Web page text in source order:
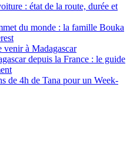
: état de la route, durée et
du monde : la famille Bouka
venir à Madagascar
depuis la France : le guide
de 4h de Tana pour un Week-